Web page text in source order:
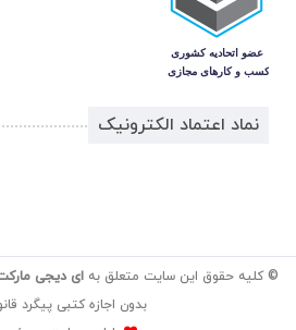
نماد اعتماد الکترونیک
© کلیه حقوق این سایت متعلق به ای دیجی
بدون اجازه کتبی پیگرد